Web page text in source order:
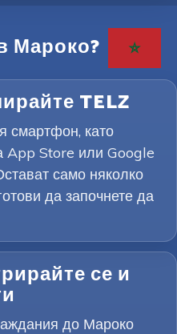
Мароко?
TELZ
смартфон, като
App Store или Google
само няколко
да започнете да
се и
до Мароко